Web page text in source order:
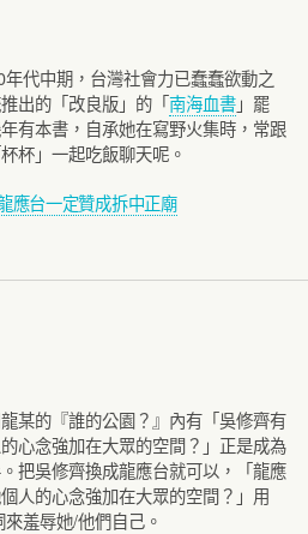
代中期，台灣社會力已蠢蠢欲動之
出的「改良版」的「南海血書」罷
有本書，自承她在寫野火集時，常跟
杯」一起吃飯聊天呢。
應台一定贊成拆中正廟
某的『誰的公園？』內有「吳修齊有
心念強加在大眾的空間？」正是成為
把吳修齊換成龍應台就可以，「龍應
人的心念強加在大眾的空間？」用
羞辱她/他們自己。